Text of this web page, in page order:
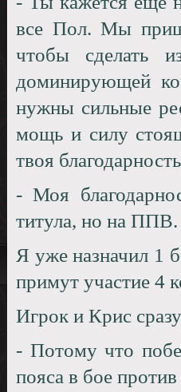
все Пол. Мы
чтобы сделать
доминирующей
нужны сильные
мощь и силу
твоя
- Моя
титула, но на ППВ.
Я уже назначил 1
примут участие 4
Игрок и Крис
- Потому что
пояса в бое против